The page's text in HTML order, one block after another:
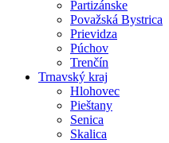
Partizánske
Považská Bystrica
Prievidza
Púchov
Trenčín
Trnavský kraj
Hlohovec
Pieštany
Senica
Skalica